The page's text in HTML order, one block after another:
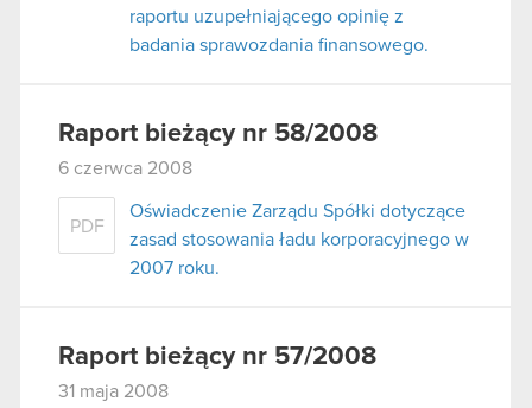
raportu uzupełniającego opinię z
badania sprawozdania finansowego.
Raport bieżący nr 58/2008
6 czerwca 2008
PDF
Oświadczenie Zarządu Spółki dotyczące
zasad stosowania ładu korporacyjnego w
2007 roku.
Raport bieżący nr 57/2008
31 maja 2008